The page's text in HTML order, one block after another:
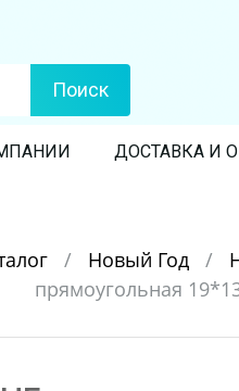
Поиск
ДОСТАВКА И
/ Новый Год /
прямоугольная